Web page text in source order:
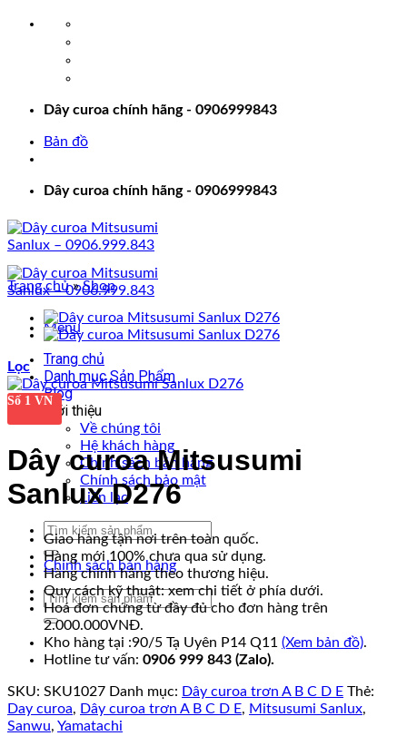
Dây curoa chính hãng - 0906999843
Bản đồ
Dây curoa chính hãng - 0906999843
Menu
Trang chủ
Danh mục Sản Phẩm
Blog
Giới thiệu
Về chúng tôi
Hệ khách hàng
Chính sách bán hàng
Chính sách bảo mật
Liên lạc
Tìm
kiếm:
Chính sách bán hàng
Tìm
kiếm:
Trang chủ » Shop
Lọc
Số 1 VN
Dây curoa Mitsusumi
Sanlux D276
Giao hàng tận nơi trên toàn quốc.
Hàng mới 100% chưa qua sử dụng.
Hàng chính hãng theo thương hiệu.
Quy cách kỹ thuật: xem chi tiết ở phía dưới.
Hoá đơn chứng từ đầy đủ cho đơn hàng trên
2.000.000VNĐ.
Kho hàng tại :90/5 Tạ Uyên P14 Q11 (Xem bản đồ).
Hotline tư vấn: 0906 999 843 (Zalo).
SKU: SKU1027 Danh mục: Dây curoa trơn A B C D E Thẻ:
Day curoa, Dây curoa trơn A B C D E, Mitsusumi Sanlux,
Sanwu, Yamatachi